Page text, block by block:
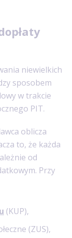
niewielkich
sposobem
w trakcie
PIT.
oblicza
to, że każda
od
Przy
(KUP),
(ZUS),